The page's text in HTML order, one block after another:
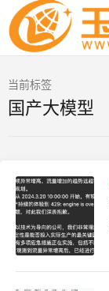
当前标签
国产大模型